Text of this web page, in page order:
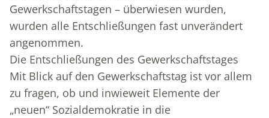
Gewerkschaftstagen – überwiesen wurden,
wurden alle Entschließungen fast unverändert
angenommen.
Die Entschließungen des Gewerkschaftstages
Mit Blick auf den Gewerkschaftstag ist vor allem
zu fragen, ob und inwieweit Elemente der
„neuen“ Sozialdemokratie in die